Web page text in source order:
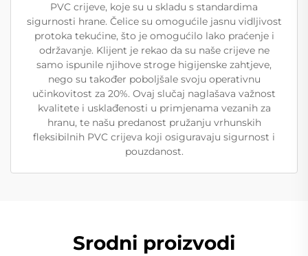
PVC crijeve, koje su u skladu s standardima
sigurnosti hrane. Čelice su omogućile jasnu vidljivost
protoka tekućine, što je omogućilo lako praćenje i
održavanje. Klijent je rekao da su naše crijeve ne
samo ispunile njihove stroge higijenske zahtjeve,
nego su također poboljšale svoju operativnu
učinkovitost za 20%. Ovaj slučaj naglašava važnost
kvalitete i usklađenosti u primjenama vezanih za
hranu, te našu predanost pružanju vrhunskih
fleksibilnih PVC crijeva koji osiguravaju sigurnost i
pouzdanost.
Srodni proizvodi